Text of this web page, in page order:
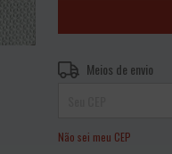
Entregas para o CEP:
Meios de envio
Não sei meu CEP